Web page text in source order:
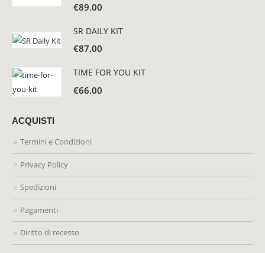
€89.00
SR DAILY KIT
€87.00
TIME FOR YOU KIT
€66.00
ACQUISTI
Termini e Condizioni
Privacy Policy
Spedizioni
Pagamenti
Diritto di recesso